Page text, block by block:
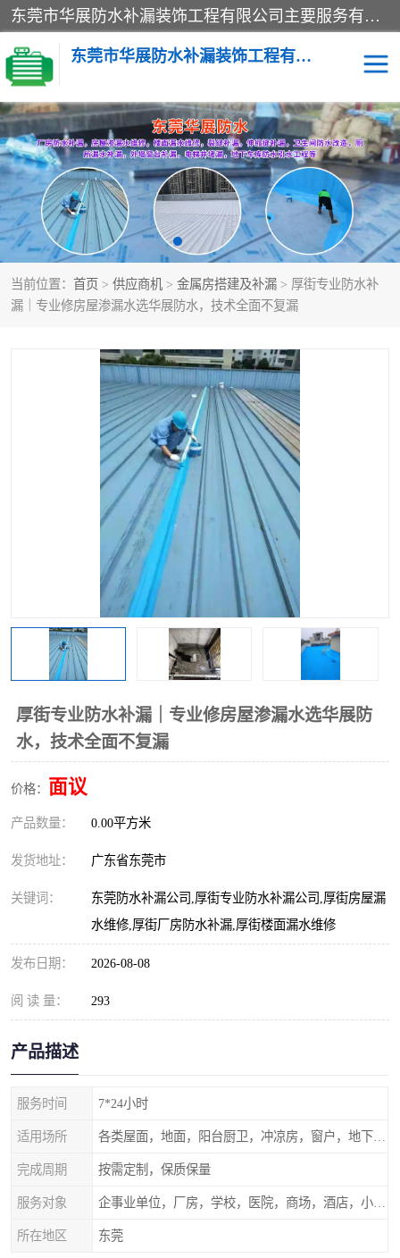
东莞市华展防水补漏装饰工程有限公司主要服务有：东莞防水补漏，东莞厂房防水补漏，东莞房屋渗漏水维修，楼面漏水维修，裂缝补漏，伸缩缝补漏，卫生间防水改造，厕所漏水补漏，外墙窗台补漏，电梯井堵漏，地下车库防水引水工程等
东莞市华展防水补漏装饰工程有限公司
当前位置： 首页 > 供应商机 > 金属房搭建及补漏 > 厚街专业防水补
漏｜专业修房屋渗漏水选华展防水，技术全面不复漏
厚街专业防水补漏｜专业修房屋渗漏水选华展防
水，技术全面不复漏
价格： 面议
产品数量： 0.00平方米
发货地址： 广东省东莞市
关键词：
东莞防水补漏公司,厚街专业防水补漏公司,厚街房屋漏
水维修,厚街厂房防水补漏,厚街楼面漏水维修
发布日期： 2026-08-08
阅 读 量： 293
产品描述
服务时间 7*24小时
适用场所
完成周期 按需定制，保质保量
服务对象
所在地区 东莞
楼面防水补漏 外墙防水补漏
阳台卫生间防水补漏 地下室防水补漏
金属房搭建及补漏